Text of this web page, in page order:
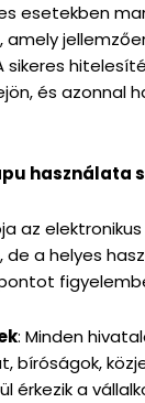
esetekben
amely
sikeres
és azonnal
használata
az
a helyes
: Minden
bíróságok,
érkezik a